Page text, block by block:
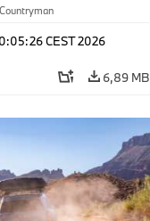
CEST 2026
6,89 MB